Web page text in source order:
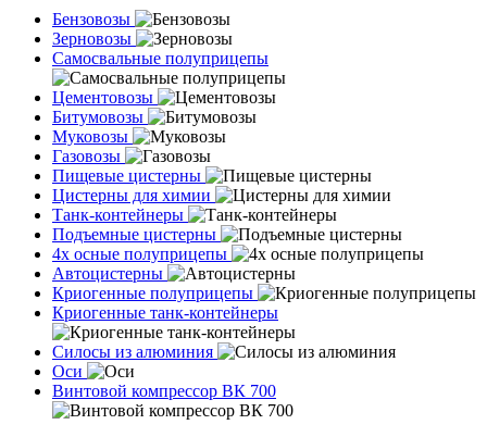
Бензовозы
Зерновозы
Самосвальные полуприцепы
Цементовозы
Битумовозы
Муковозы
Газовозы
Пищевые цистерны
Цистерны для химии
Танк-контейнеры
Подъемные цистерны
4х осные полуприцепы
Автоцистерны
Криогенные полуприцепы
Криогенные танк-контейнеры
Силосы из алюминия
Оси
Винтовой компрессор ВК 700